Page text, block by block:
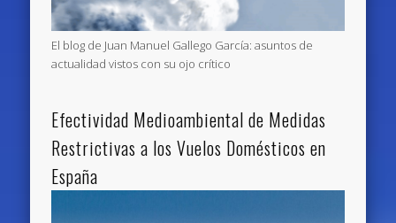
El blog de Juan Manuel Gallego García: asuntos de
actualidad vistos con su ojo crítico
Efectividad Medioambiental de Medidas
Restrictivas a los Vuelos Domésticos en
España